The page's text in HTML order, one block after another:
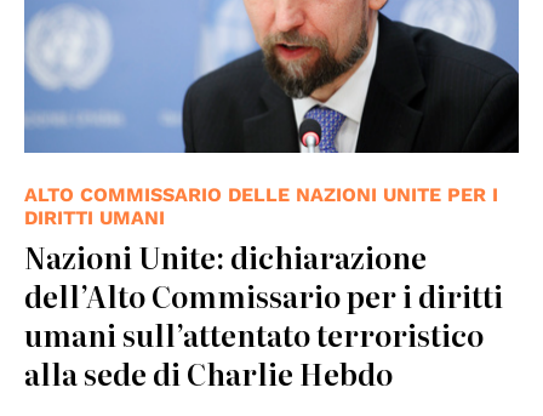
ALTO COMMISSARIO DELLE NAZIONI UNITE PER I
DIRITTI UMANI
Nazioni Unite: dichiarazione
dell’Alto Commissario per i diritti
umani sull’attentato terroristico
alla sede di Charlie Hebdo